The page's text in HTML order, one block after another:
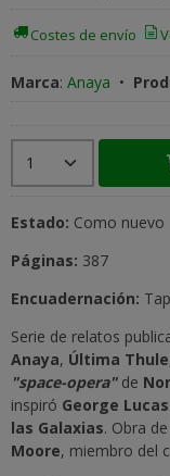
Costes de envío
Marca: Anaya •
Estado: Como nuevo
Páginas: 387
Encuadernación:
Serie de relatos
Anaya, Última Thule
"space-opera" de
inspiró George Lucas
las Galaxias. Obra
Moore, miembro del